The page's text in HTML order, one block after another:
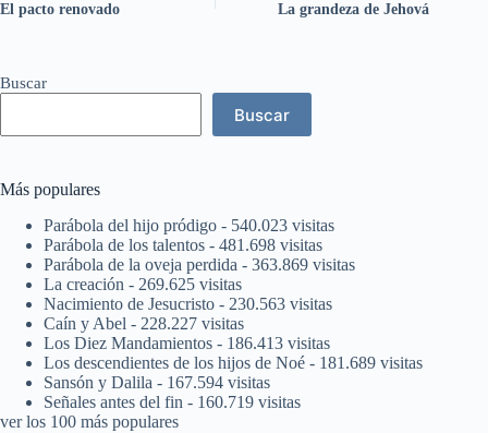
La grandeza de Jehová
El pacto renovado
Buscar
Buscar
Más populares
Parábola del hijo pródigo - 540.023 visitas
Parábola de los talentos - 481.698 visitas
Parábola de la oveja perdida - 363.869 visitas
La creación - 269.625 visitas
Nacimiento de Jesucristo - 230.563 visitas
Caín y Abel - 228.227 visitas
Los Diez Mandamientos - 186.413 visitas
Los descendientes de los hijos de Noé - 181.689 visitas
Sansón y Dalila - 167.594 visitas
Señales antes del fin - 160.719 visitas
ver los 100 más populares